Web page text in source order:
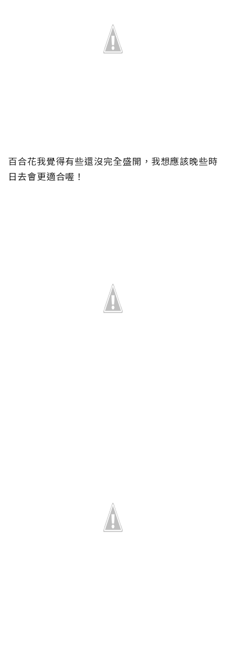
百合花我覺得有些還沒完全盛開，我想應該晚些時
日去會更適合喔！